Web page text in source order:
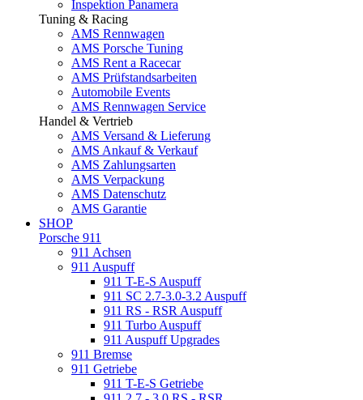
Inspektion Panamera
Tuning & Racing
AMS Rennwagen
AMS Porsche Tuning
AMS Rent a Racecar
AMS Prüfstandsarbeiten
Automobile Events
AMS Rennwagen Service
Handel & Vertrieb
AMS Versand & Lieferung
AMS Ankauf & Verkauf
AMS Zahlungsarten
AMS Verpackung
AMS Datenschutz
AMS Garantie
SHOP
Porsche 911
911 Achsen
911 Auspuff
911 T-E-S Auspuff
911 SC 2.7-3.0-3.2 Auspuff
911 RS - RSR Auspuff
911 Turbo Auspuff
911 Auspuff Upgrades
911 Bremse
911 Getriebe
911 T-E-S Getriebe